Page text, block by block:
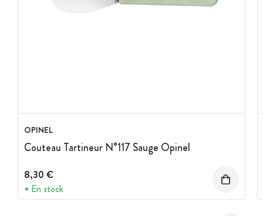
OPINEL
Couteau Tartineur N°117 Sauge Opinel
8,30 €
En stock